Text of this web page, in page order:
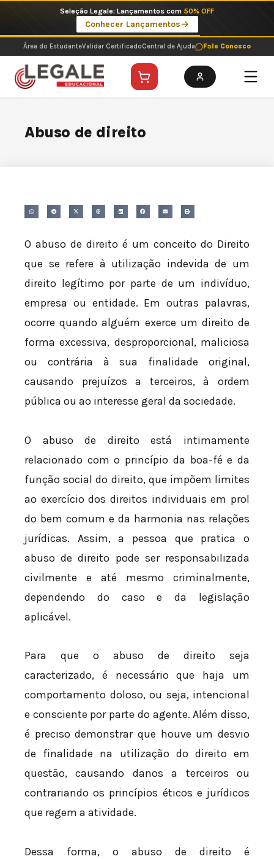
o
conteúdo
Seleção Legale: Lançamentos com 50% OFF
Conhecer Lançamentos
Área do EstudanteValidar CertificadoCentral de Ajuda Fale Conosco
Abuso de direito
O abuso de direito é um conceito do Direito
que se refere à utilização indevida de um
direito legítimo por parte de um indivíduo,
empresa ou entidade. Em outras palavras,
ocorre quando alguém exerce um direito de
forma excessiva, desproporcional, maliciosa
ou contrária à sua finalidade original,
causando prejuízos a terceiros, à ordem
pública ou ao interesse geral da sociedade.
O abuso de direito está intimamente
relacionado com o princípio da boa-fé e da
função social do direito, que impõem limites
ao exercício dos direitos individuais em prol
do bem comum e da harmonia nas relações
jurídicas. Assim, a pessoa que pratica o
abuso de direito pode ser responsabilizada
civilmente e até mesmo criminalmente,
dependendo do caso e da legislação
aplicável.
Para que o abuso de direito seja
caracterizado, é necessário que haja um
comportamento doloso, ou seja, intencional
e consciente por parte do agente. Além disso,
é preciso demonstrar que houve um desvio
de finalidade na utilização do direito em
questão, causando danos a terceiros ou
contrariando os princípios éticos e jurídicos
que regem a atividade.
Dessa forma, o abuso de direito é